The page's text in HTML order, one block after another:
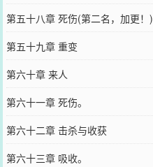
第五十八章 死伤(第二名，加更！)
第五十九章 重变
第六十章 来人
第六十一章 死伤。
第六十二章 击杀与收获
第六十三章 吸收。